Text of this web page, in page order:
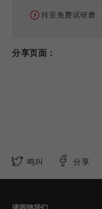
转至免费试研磨
分享页面：
鸣叫 分享